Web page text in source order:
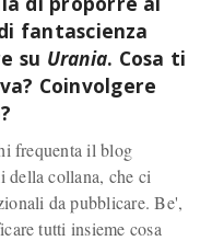
fantascienza
su Urania. Cosa ti
Coinvolgere
frequenta il blog
della collana, che ci
da pubblicare. Be',
tutti insieme cosa